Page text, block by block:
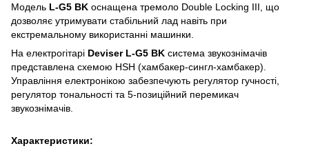
Модель L-G5 BK оснащена тремоло Double Locking III, що
дозволяє утримувати стабільний лад навіть при
екстремальному використанні машинки.
На електрогітарі Deviser L-G5 BK система звукознімачів
представлена схемою HSH (хамбакер-сингл-хамбакер).
Управління електронікою забезпечують регулятор гучності,
регулятор тональності та 5-позиційний перемикач
звукознімачів.
Характеристики: